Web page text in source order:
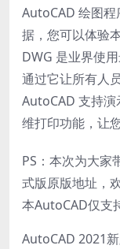
AutoCAD 绘图
据，您可以体验
DWG 是业界使
通过它让所有人
AutoCAD 支持
维打印功能，让
PS：本次为大家
式版原版地址，
本AutoCAD仅支
AutoCAD 2021